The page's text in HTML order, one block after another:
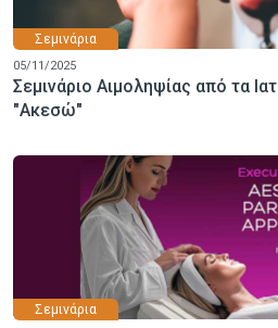
Σεμινάρια
05/11/2025
Σεμινάριο Αιμοληψίας από τα
"Ακεσώ"
Σεμινάρια